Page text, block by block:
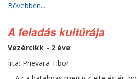
Bővebben...
A feladás kultúrája
Vezércikk - 2 éve
Írta: Prievara Tibor